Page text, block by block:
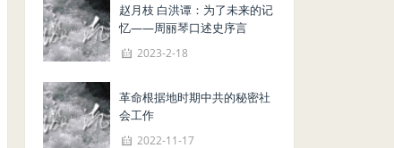
赵月枝 白洪谭：为了未来的记
忆——周丽琴口述史序言
2023-2-18
革命根据地时期中共的秘密社
会工作
2022-11-17